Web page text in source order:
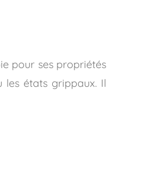
pour ses propriétés
les états grippaux. Il